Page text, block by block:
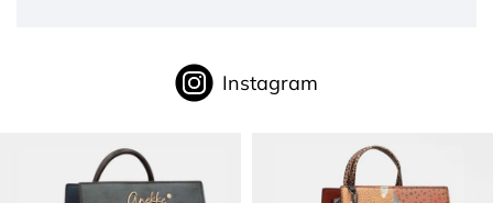
Instagram